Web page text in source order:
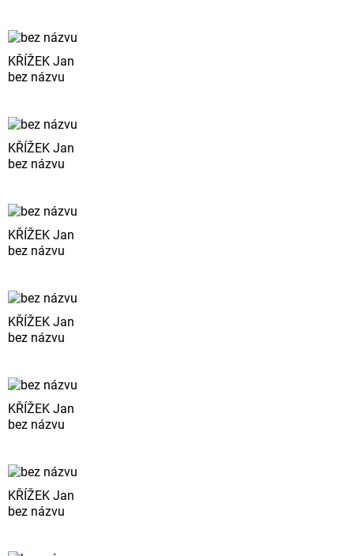
KŘÍŽEK Jan
bez názvu
KŘÍŽEK Jan
bez názvu
KŘÍŽEK Jan
bez názvu
KŘÍŽEK Jan
bez názvu
KŘÍŽEK Jan
bez názvu
KŘÍŽEK Jan
bez názvu